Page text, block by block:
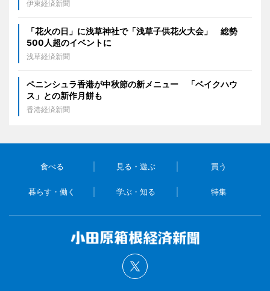
伊東経済新聞
「花火の日」に浅草神社で「浅草子供花火大会」 総勢
500人超のイベントに
浅草経済新聞
ペニンシュラ香港が中秋節の新メニュー 「ベイクハウ
ス」との新作月餅も
香港経済新聞
食べる 見る・遊ぶ 買う
暮らす・働く 学ぶ・知る 特集